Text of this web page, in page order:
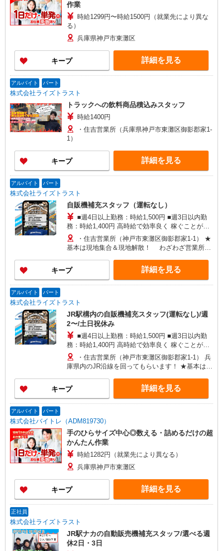
作業
時給1299円〜時給1500円（就業先により異な
る）
兵庫県神戸市東灘区
キープ 詳細を見る
アルバイト パート
株式会社ライズトラスト
トラックへの飲料商品積込みスタッフ
時給1400円
・住吉営業所（兵庫県神戸市東灘区御影郡家1-
1）
キープ 詳細を見る
アルバイト パート
株式会社ライズトラスト
自販機補充スタッフ（運転なし）
■週4日以上勤務：時給1,500円 ■週3日以内勤
務：時給1,400円 高時給で効率良く 稼ぐことがで
きますよ♪
・住吉営業所（神戸市東灘区御影郡家1-1） ★
基本は現地集合＆現地解散！ わざわざ営業所に
びに行けます♪ ★初日の研修だけは新大阪の営業
所で実施します！ もちろん交通費は全額支給な
のでご安心を◎
キープ 詳細を見る
アルバイト パート
株式会社ライズトラスト
JR駅構内の自販機補充スタッフ(運転なし)/週
2〜/土日祝休み
■週4日以上勤務：時給1,500円 ■週3日以内勤
務：時給1,400円 高時給で効率良く 稼ぐことがで
きますよ♪
・住吉営業所（神戸市東灘区御影郡家1-1） 兵
庫県内のJR沿線を回ってもらいます！ ★基本は現
ナシ。仕事終わりはそのまま駅チカで遊びに行け
ます♪ ★初日の研修だけは新大阪の営業所で実施
します！ もちろん交通費は全額支給なのでご安
キープ 詳細を見る
アルバイト パート
株式会社バイトレ（ADM819730）
手のひらサイズ中心◎数える・詰めるだけの超
かんたん作業
時給1282円（就業先により異なる）
兵庫県神戸市東灘区
キープ 詳細を見る
正社員
株式会社ライズトラスト
JR駅ナカの自動販売機補充スタッフ/選べる週
休2日・3日